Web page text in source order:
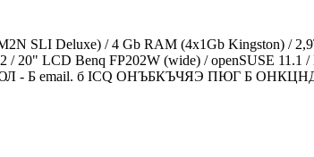
Deluxe) / 4 Gb RAM (4x1Gb Kingston) /
/ 20" LCD Benq FP202W (wide) / openSUSE 11.1
- Б email. б ICQ ОНЪБКЪЧЯЭ ПЮГ Б